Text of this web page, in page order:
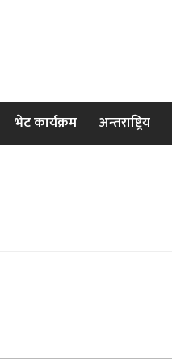
भेट कार्यक्रम अन्तराष्ट्रिय